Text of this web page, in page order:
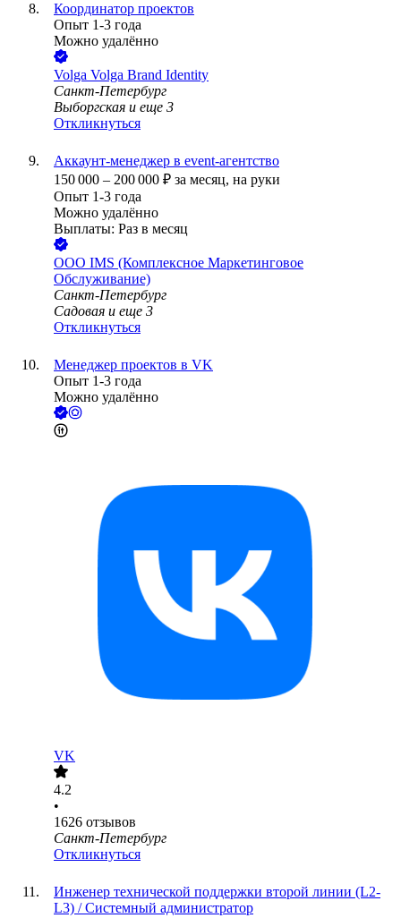
Координатор проектов
Опыт 1-3 года
Можно удалённо
Volga Volga Brand Identity
Санкт-Петербург
Выборгская и еще 3
Откликнуться
Аккаунт-менеджер в event-агентство
150 000 – 200 000 ₽ за месяц, на руки
Опыт 1-3 года
Можно удалённо
Выплаты: Раз в месяц
ООО IMS (Комплексное Маркетинговое
Обслуживание)
Санкт-Петербург
Садовая и еще 3
Откликнуться
Менеджер проектов в VK
Опыт 1-3 года
Можно удалённо
VK
4.2
•
1626 отзывов
Санкт-Петербург
Откликнуться
Инженер технической поддержки второй линии (L2-
L3) / Системный администратор